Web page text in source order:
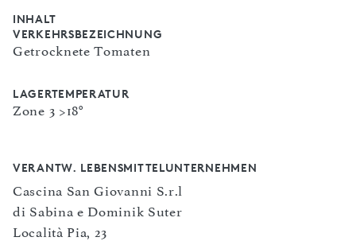
INHALT
VERKEHRSBEZEICHNUNG
Getrocknete Tomaten
LAGERTEMPERATUR
Zone 3 >18°
VERANTW. LEBENSMITTELUNTERNEHMEN
Cascina San Giovanni S.r.l
di Sabina e Dominik Suter
Località Pia, 23